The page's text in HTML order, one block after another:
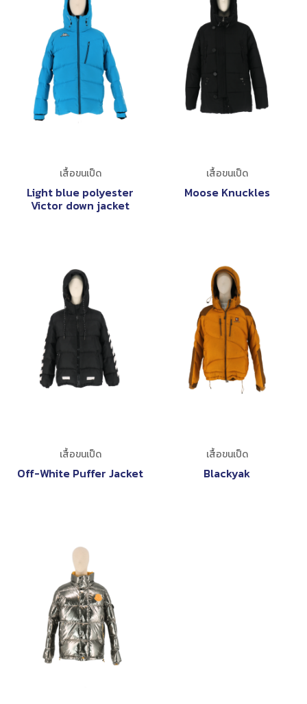
เสื้อขนเป็ด
Light blue polyester
Victor down jacket
เสื้อขนเป็ด
Moose Knuckles
เสื้อขนเป็ด
Off-White Puffer Jacket
เสื้อขนเป็ด
Blackyak